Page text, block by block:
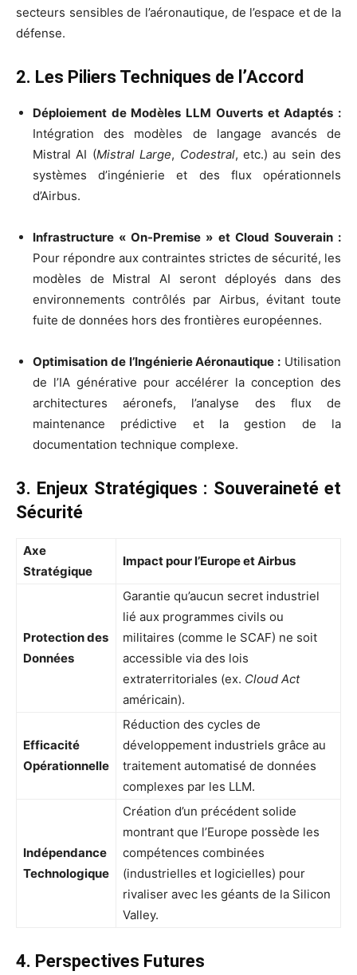
secteurs sensibles de l’aéronautique, de l’espace et de la
défense.
2. Les Piliers Techniques de l’Accord
Déploiement de Modèles LLM Ouverts et Adaptés :
Intégration des modèles de langage avancés de
Mistral AI (Mistral Large, Codestral, etc.) au sein des
systèmes d’ingénierie et des flux opérationnels
d’Airbus.
Infrastructure « On-Premise » et Cloud Souverain :
Pour répondre aux contraintes strictes de sécurité, les
modèles de Mistral AI seront déployés dans des
environnements contrôlés par Airbus, évitant toute
fuite de données hors des frontières européennes.
Optimisation de l’Ingénierie Aéronautique : Utilisation
de l’IA générative pour accélérer la conception des
architectures aéronefs, l’analyse des flux de
maintenance prédictive et la gestion de la
documentation technique complexe.
3. Enjeux Stratégiques : Souveraineté et
Sécurité
Axe
Stratégique
Impact pour l’Europe et Airbus
Protection des
Données
Garantie qu’aucun secret industriel
lié aux programmes civils ou
militaires (comme le SCAF) ne soit
accessible via des lois
extraterritoriales (ex. Cloud Act
américain).
Efficacité
Opérationnelle
Réduction des cycles de
développement industriels grâce au
traitement automatisé de données
complexes par les LLM.
Indépendance
Technologique
Création d’un précédent solide
montrant que l’Europe possède les
compétences combinées
(industrielles et logicielles) pour
rivaliser avec les géants de la Silicon
Valley.
4. Perspectives Futures